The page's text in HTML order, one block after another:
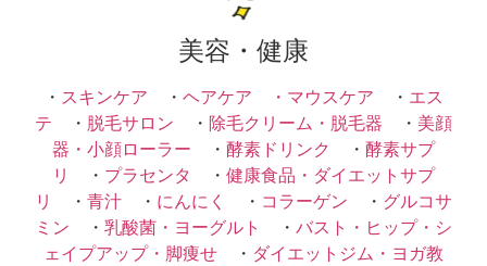
美容・健康
・ スキンケア ・ ヘアケア ・ マウスケア ・ エス
テ ・ 脱毛サロン ・ 除毛クリーム・脱毛器 ・ 美顔
器・小顔ローラー ・ 酵素ドリンク ・ 酵素サプ
リ
・ プラセンタ ・ 健康食品・ダイエットサプ
リ
・ 青汁 ・ にんにく ・ コラーゲン ・ グルコサ
ミン ・ 乳酸菌・ヨーグルト ・ バスト・ヒップ・シ
ェイプアップ・脚痩せ ・ ダイエットジム・ヨガ教